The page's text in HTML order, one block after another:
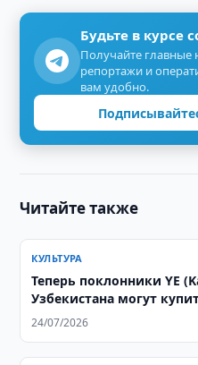
Будьте в курсе
Получайте главные
репортажи и
вам удобно.
Читайте также
КУЛЬТУРА
Теперь поклонники YE
Узбекистана могут
выступление в Алматы
24/07/2026